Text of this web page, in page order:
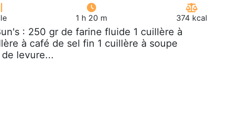
1 h 20 m 374 kcal
: 250 gr de farine fluide 1 cuillère à
à café de sel fin 1 cuillère à soupe
de levure...